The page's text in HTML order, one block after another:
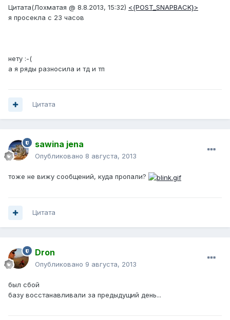
Цитата(Лохматая @ 8.8.2013, 15:32) <{POST_SNAPBACK}>
я просекла с 23 часов
нету :-(
а я ряды разносила и тд и тп
Цитата
sawina jena
Опубликовано 8 августа, 2013
тоже не вижу сообщений, куда пропали?
Цитата
Dron
Опубликовано 9 августа, 2013
был сбой
базу восстанавливали за предыдущий день...